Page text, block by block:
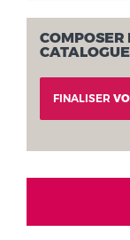
COMPOSER
CATALOGUE
FINALISER